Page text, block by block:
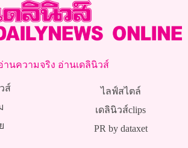
านความจริง อ่านเดลินิวส์
ส์
ไลฟ์สไตล์
เดลินิวส์clips
PR by dataxet